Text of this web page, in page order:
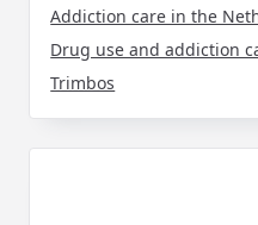
Addiction care in the
Drug use and addiction
Trimbos